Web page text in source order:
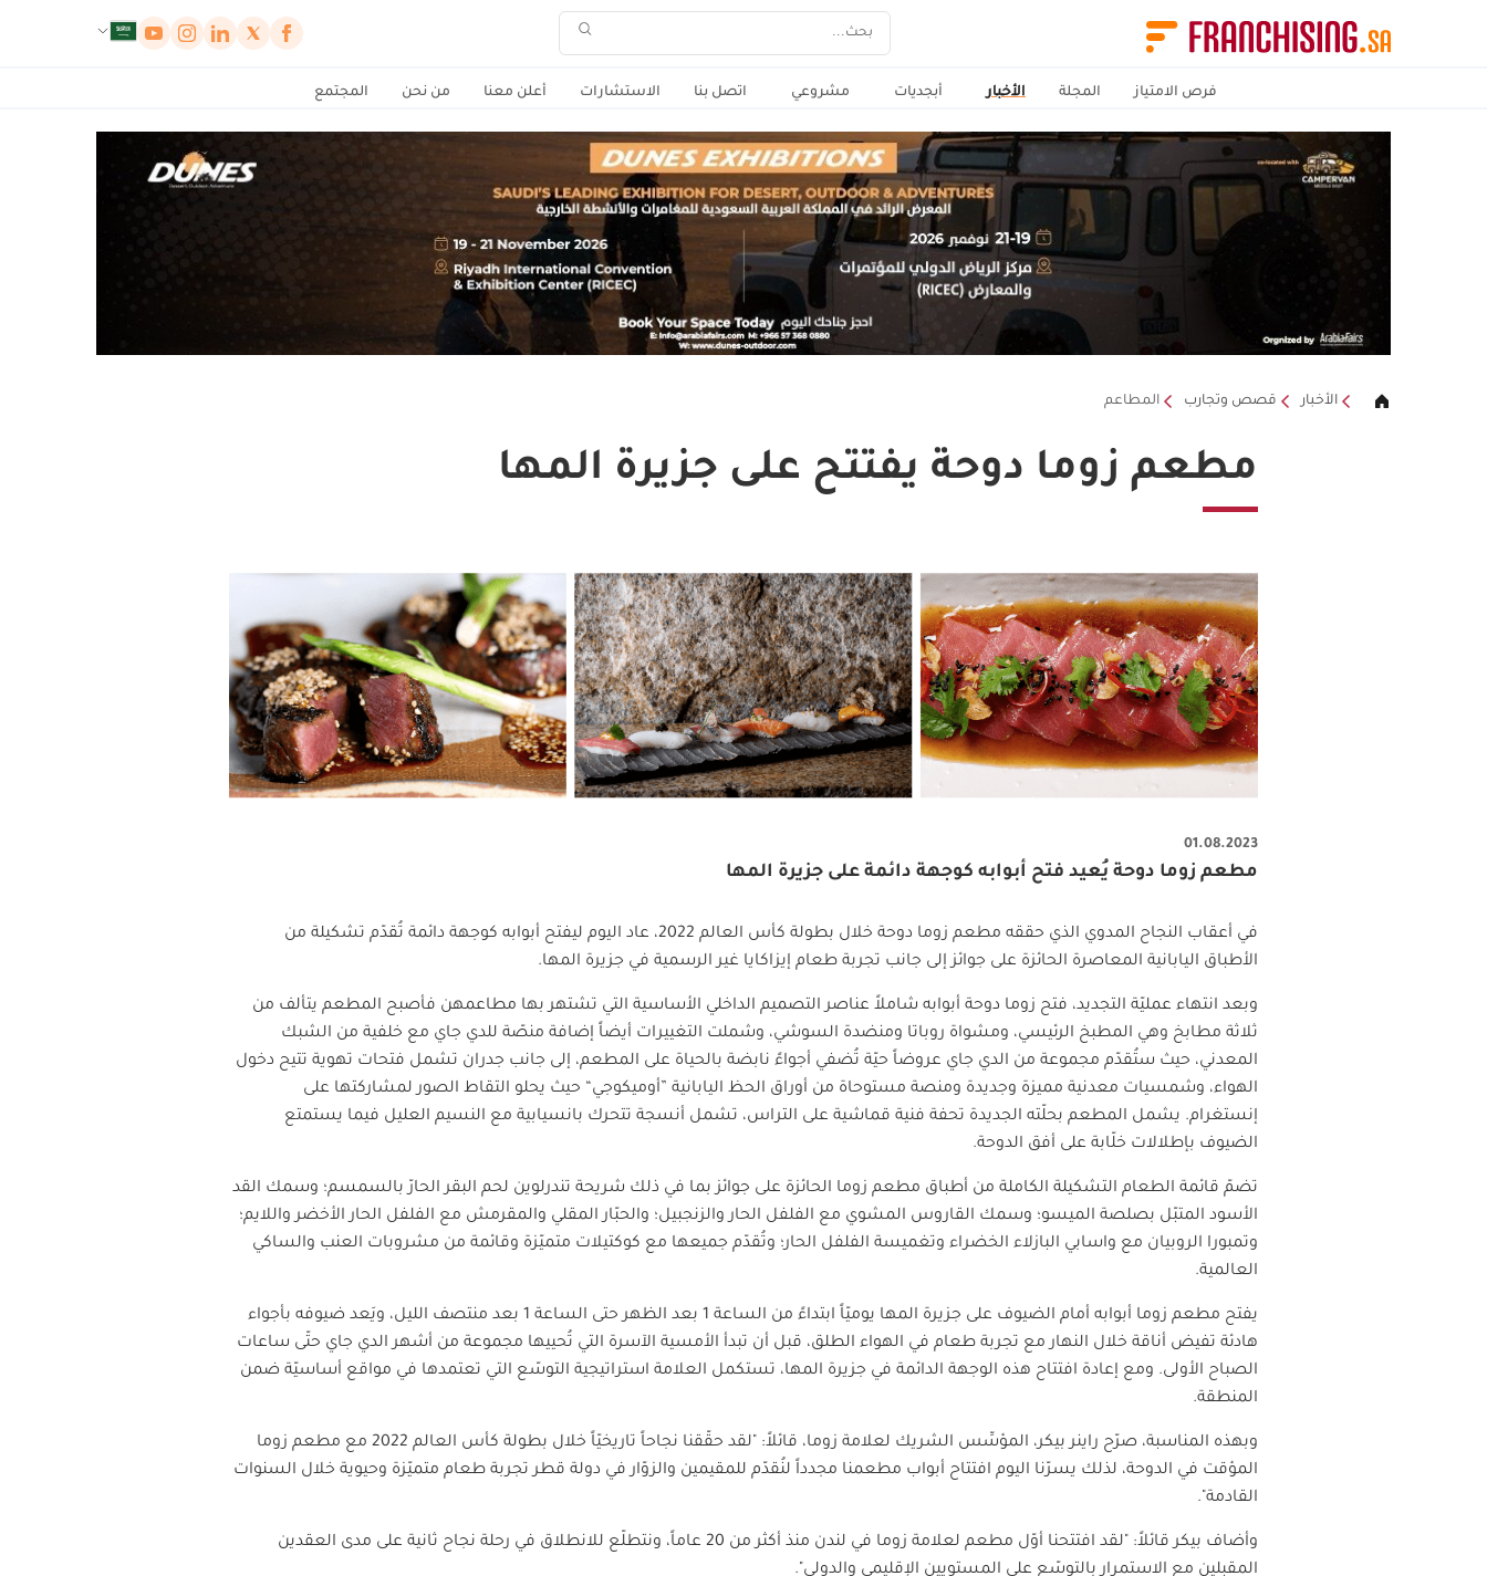
فرص الامتياز المجلة الأخبار أبجديات مشروعي اتصل بنا الاستشارات أعلن معنا من نحن المجتمع
الأخبار قصص وتجارب المطاعم
مطعم زوما دوحة يفتتح على جزيرة المها
01.08.2023
مطعم زوما دوحة يُعيد فتح أبوابه كوجهة دائمة على جزيرة المها
في أعقاب النجاح المدوي الذي حققه مطعم زوما دوحة خلال بطولة كأس العالم 2022، عاد اليوم ليفتح أبوابه كوجهة دائمة تُقدّم تشكيلة من
الأطباق اليابانية المعاصرة الحائزة على جوائز إلى جانب تجربة طعام إيزاكايا غير الرسمية في جزيرة المها.
وبعد انتهاء عمليّة التجديد، فتح زوما دوحة أبوابه شاملاً عناصر التصميم الداخلي الأساسية التي تشتهر بها مطاعمهن فأصبح المطعم يتألف من
ثلاثة مطابخ وهي المطبخ الرئيسي، ومشواة روباتا ومنضدة السوشي، وشملت التغييرات أيضاً إضافة منصّة للدي جاي مع خلفية من الشبك
المعدني، حيث ستُقدّم مجموعة من الدي جاي عروضاً حيّة تُضفي أجواءً نابضة بالحياة على المطعم، إلى جانب جدران تشمل فتحات تهوية تتيح دخول
الهواء، وشمسيات معدنية مميزة وجديدة ومنصة مستوحاة من أوراق الحظ اليابانية ”أوميكوجي“ حيث يحلو التقاط الصور لمشاركتها على
إنستغرام. يشمل المطعم بحلّته الجديدة تحفة فنية قماشية على التراس، تشمل أنسجة تتحرك بانسيابية مع النسيم العليل فيما يستمتع
الضيوف بإطلالات خلّابة على أفق الدوحة.
تضمّ قائمة الطعام التشكيلة الكاملة من أطباق مطعم زوما الحائزة على جوائز بما في ذلك شريحة تندرلوين لحم البقر الحارّ بالسمسم؛ وسمك القد
الأسود المتبّل بصلصة الميسو؛ وسمك القاروس المشوي مع الفلفل الحار والزنجبيل؛ والحبّار المقلي والمقرمش مع الفلفل الحار الأخضر واللايم؛
وتمبورا الروبيان مع واسابي البازلاء الخضراء وتغميسة الفلفل الحار؛ وتُقدّم جميعها مع كوكتيلات متميّزة وقائمة من مشروبات العنب والساكي
العالمية.
يفتح مطعم زوما أبوابه أمام الضيوف على جزيرة المها يوميّاً ابتداءً من الساعة 1 بعد الظهر حتى الساعة 1 بعد منتصف الليل، ويَعد ضيوفه بأجواء
هادئة تفيض أناقة خلال النهار مع تجربة طعام في الهواء الطلق، قبل أن تبدأ الأمسية الآسرة التي تُحييها مجموعة من أشهر الدي جاي حتّى ساعات
الصباح الأولى. ومع إعادة افتتاح هذه الوجهة الدائمة في جزيرة المها، تستكمل العلامة استراتيجية التوسّع التي تعتمدها في مواقع أساسيّة ضمن
المنطقة.
وبهذه المناسبة، صرّح راينر بيكر، المؤسِّس الشريك لعلامة زوما، قائلاً: "لقد حقّقنا نجاحاً تاريخيّاً خلال بطولة كأس العالم 2022 مع مطعم زوما
المؤقت في الدوحة، لذلك يسرّنا اليوم افتتاح أبواب مطعمنا مجدداً لنُقدّم للمقيمين والزوّار في دولة قطر تجربة طعام متميّزة وحيوية خلال السنوات
القادمة".
وأضاف بيكر قائلاً: "لقد افتتحنا أوّل مطعم لعلامة زوما في لندن منذ أكثر من 20 عاماً، ونتطلّع للانطلاق في رحلة نجاح ثانية على مدى العقدين
المقبلين مع الاستمرار بالتوسّع على المستويين الإقليمي والدولي".
لوحة إدارة ملفات تعريف الارتباط